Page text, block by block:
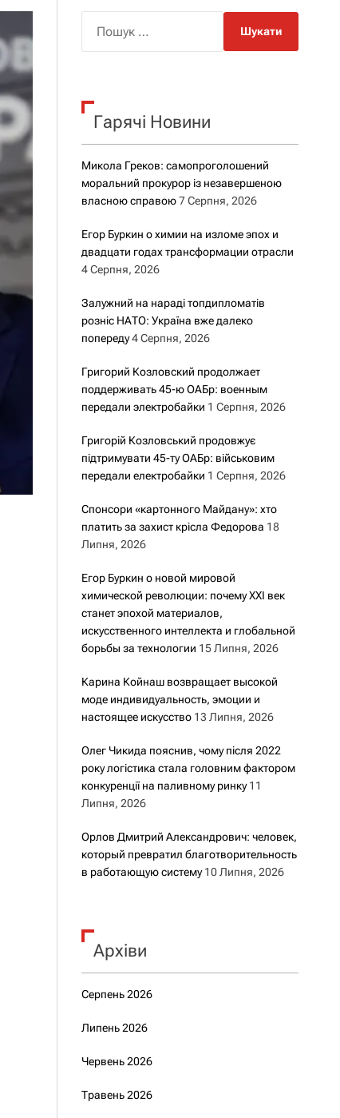
о
у
к
Гарячі Новини
Микола Греков: самопроголошений
моральний прокурор із незавершеною
власною справою 7 Серпня, 2026
Егор Буркин о химии на изломе эпох и
двадцати годах трансформации отрасли
4 Серпня, 2026
Залужний на нараді топдипломатів
розніс НАТО: Україна вже далеко
попереду 4 Серпня, 2026
Григорий Козловский продолжает
поддерживать 45-ю ОАБр: военным
передали электробайки 1 Серпня, 2026
Григорій Козловський продовжує
підтримувати 45-ту ОАБр: військовим
передали електробайки 1 Серпня, 2026
Спонсори «картонного Майдану»: хто
платить за захист крісла Федорова 18
Липня, 2026
Егор Буркин о новой мировой
химической революции: почему XXI век
станет эпохой материалов,
искусственного интеллекта и глобальной
борьбы за технологии 15 Липня, 2026
Карина Койнаш возвращает высокой
моде индивидуальность, эмоции и
настоящее искусство 13 Липня, 2026
Олег Чикида пояснив, чому після 2022
року логістика стала головним фактором
конкуренції на паливному ринку 11
Липня, 2026
Орлов Дмитрий Александрович: человек,
который превратил благотворительность
в работающую систему 10 Липня, 2026
Архіви
Серпень 2026
Липень 2026
Червень 2026
Травень 2026